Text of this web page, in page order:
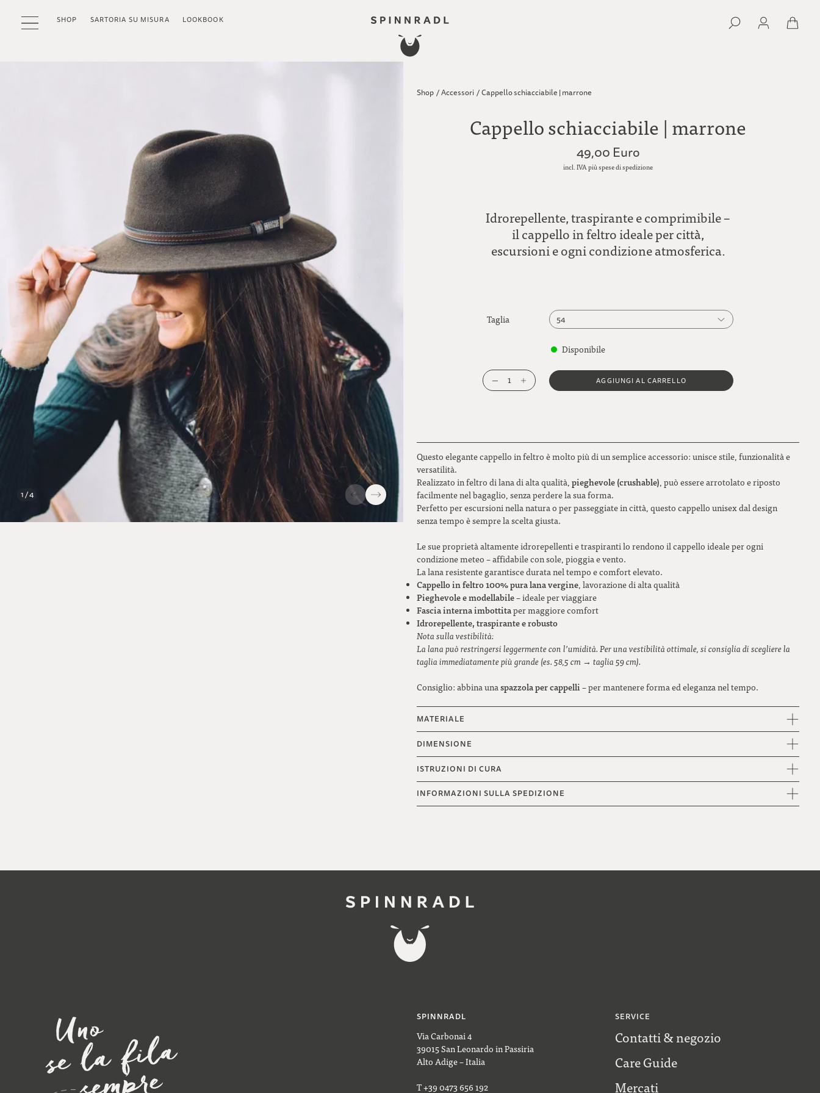
SHOP SARTORIA SU MISURA LOOKBOOK
Shop /Accessori /Cappello schiacciabile | marrone
Cappello schiacciabile | marrone
49,00 Euro
incl. IVA più spese di spedizione
Idrorepellente, traspirante e comprimibile –
il cappello in feltro ideale per città,
escursioni e ogni condizione atmosferica.
Taglia
54
56
58
60
61
Disponibile
1 AGGIUNGI AL CARRELLO
Questo elegante cappello in feltro è molto più di un semplice accessorio: unisce stile, funzionalità e
versatilità.
Realizzato in feltro di lana di alta qualità,pieghevole (crushable) , può essere arrotolato e riposto
facilmente nel bagaglio, senza perdere la sua forma.
Perfetto per escursioni nella natura o per passeggiate in città, questo cappello unisex dal design
senza tempo è sempre la scelta giusta.
Le sue proprietà altamente idrorepellenti e traspiranti lo rendono il cappello ideale per ogni
condizione meteo – affidabile con sole, pioggia e vento.
La lana resistente garantisce durata nel tempo e comfort elevato.
Cappello in feltro 100% pura lana vergine , lavorazione di alta qualità
Pieghevole e modellabile– ideale per viaggiare
Fascia interna imbottitaper maggiore comfort
Idrorepellente, traspirante e robusto
Nota sulla vestibilità:
La lana può restringersi leggermente con l’umidità. Per una vestibilità ottimale, si consiglia di scegliere la
taglia immediatamente più grande (es. 58,5 cm → taglia 59 cm).
Consiglio: abbina unaspazzola per cappelli – per mantenere forma ed eleganza nel tempo.
MATERIALE
DIMENSIONE
ISTRUZIONI DI CURA
INFORMAZIONI SULLA SPEDIZIONE
SPINNRADL
Via Carbonai 4
39015 San Leonardo in Passiria
Alto Adige – Italia
T +39 0473 656 192
SERVICE
Contatti & negozio
Care Guide
Mercati
1 / 4